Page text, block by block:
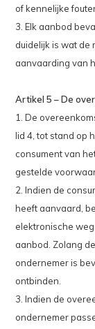
of kennelijke
3. Elk aanbod
duidelijk is wat de
aanvaarding van
Artikel 5 – De
1. De
lid 4, tot stand op
consument van
gestelde
2. Indien de
heeft aanvaard,
elektronische
aanbod. Zolang
ondernemer is
ontbinden.
3. Indien de
ondernemer